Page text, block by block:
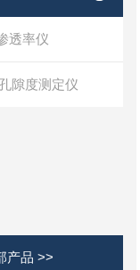
透率仪
隙度测定仪
产品 >>